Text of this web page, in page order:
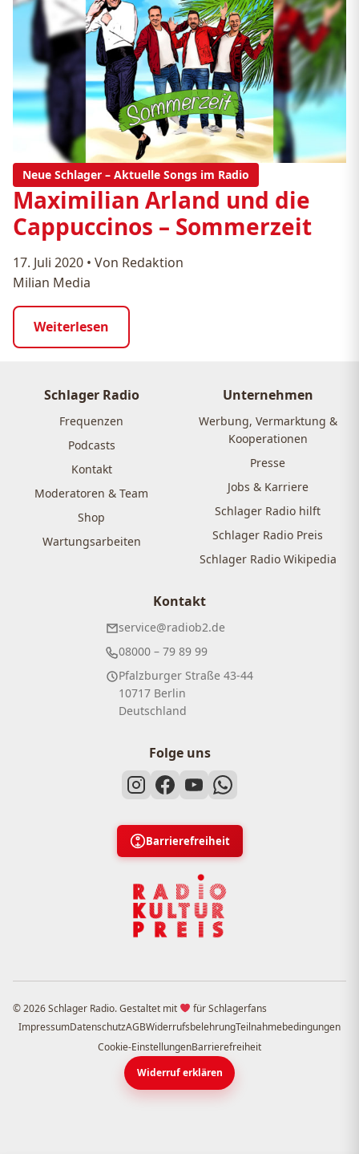
Neue Schlager – Aktuelle Songs im Radio
Maximilian Arland und die
Cappuccinos – Sommerzeit
17. Juli 2020 • Von Redaktion
Milian Media
Weiterlesen
Schlager Radio
Frequenzen
Podcasts
Kontakt
Moderatoren & Team
Shop
Wartungsarbeiten
Unternehmen
Werbung, Vermarktung &
Kooperationen
Presse
Jobs & Karriere
Schlager Radio hilft
Schlager Radio Preis
Schlager Radio Wikipedia
Kontakt
service@radiob2.de
08000 – 79 89 99
Pfalzburger Straße 43-44
10717 Berlin
Deutschland
Folge uns
Barrierefreiheit
© 2026 Schlager Radio. Gestaltet mit
für Schlagerfans
ImpressumDatenschutzAGBWiderrufsbelehrungTeilnahmebedingungen
Cookie-EinstellungenBarrierefreiheit
Widerruf erklären